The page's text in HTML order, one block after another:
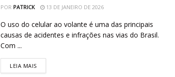
POR PATRICK 13 DE JANEIRO DE 2026
O uso do celular ao volante é uma das principais
causas de acidentes e infrações nas vias do Brasil.
Com ...
LEIA MAIS